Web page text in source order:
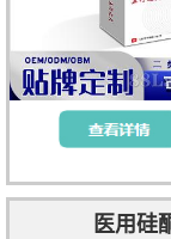
医用硅